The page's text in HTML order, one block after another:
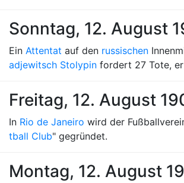
Sonntag, 12. August
Ein Attentat auf den russischen
adjewitsch Stolypin fordert 27 Tote,
Freitag, 12. August
In Rio de Janeiro wird der
tball Club" gegründet.
Montag, 12. August